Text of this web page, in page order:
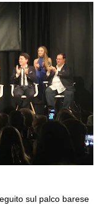
sul palco barese